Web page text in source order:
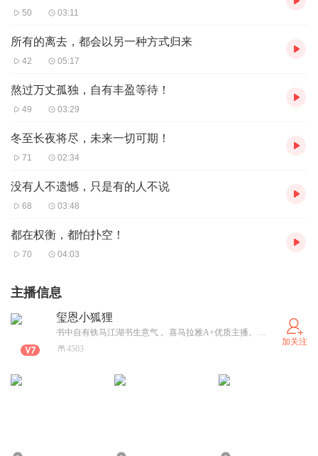
50 03:11
所有的离去，都会以另一种方式归来
42 05:17
熬过万丈孤独，自有丰盈等待！
49 03:29
冬至长夜将尽，未来一切可期！
71 02:34
没有人不遗憾，只是有的人不说
68 03:48
都在权衡，都怕扑空！
70 04:03
主播信息
玺恩小狐狸
书中自有铁马江湖书生意气 。喜马拉雅A+优质主播。斜杠青年一枚。 擅长吃喝玩乐，好物分享。
4503
加关注